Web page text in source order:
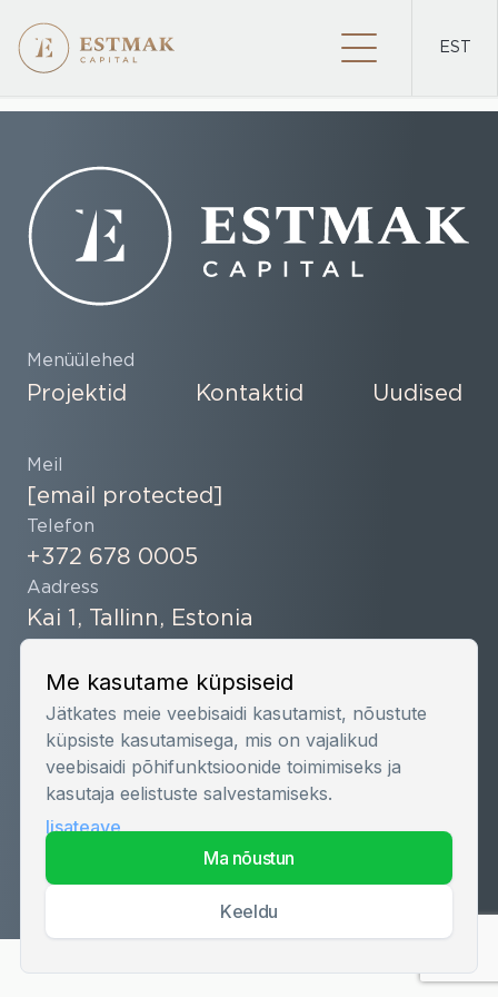
EST
PROJEKTID
Me kasutame küpsiseid
Jätkates meie veebisaidi kasutamist, nõustute
küpsiste kasutamisega, mis on vajalikud
veebisaidi põhifunktsioonide toimimiseks ja
kasutaja eelistuste salvestamiseks.
lisateave
ma nõustun
keeldu
Menüülehed
Projektid Kontaktid Uudised
Aadress
Kai 1, Tallinn, Estonia
Meil
[email protected]
Telefon
+372 678 0005
Privaatsuspoliitika | Küpsiste poliitika
2026 © Estmak Capital. Kõik õigused kaitstud.